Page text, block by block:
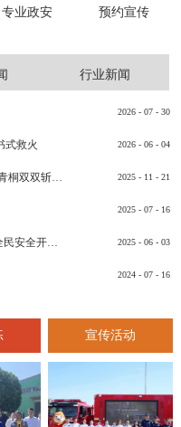
专业政安 预约宣传
行业新闻
2026 - 07 - 30
2026 - 06 - 04
式救火
2025 - 11 - 21
荣耀加冕 实力绽放丨政安双雄唐露轩、鞠青桐双双斩获“渝消蓝盾讲师团金牌讲师”比武竞赛决赛大奖
2025 - 07 - 16
2025 - 06 - 03
政安消防丨助力重庆“安全生产月”活动暨全民安全开放日活动
2024 - 07 - 16
宣传活动